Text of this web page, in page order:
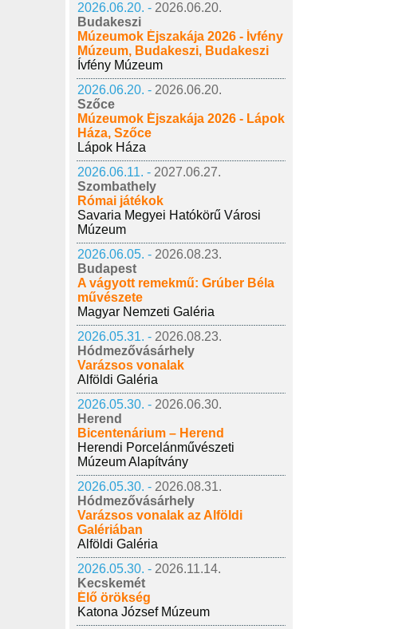
2026.06.20. - 2026.06.20.
Budakeszi
Múzeumok Éjszakája 2026 - Ívfény
Múzeum, Budakeszi, Budakeszi
Ívfény Múzeum
2026.06.20. - 2026.06.20.
Szőce
Múzeumok Éjszakája 2026 - Lápok
Háza, Szőce
Lápok Háza
2026.06.11. - 2027.06.27.
Szombathely
Római játékok
Savaria Megyei Hatókörű Városi
Múzeum
2026.06.05. - 2026.08.23.
Budapest
A vágyott remekmű: Grúber Béla
művészete
Magyar Nemzeti Galéria
2026.05.31. - 2026.08.23.
Hódmezővásárhely
Varázsos vonalak
Alföldi Galéria
2026.05.30. - 2026.06.30.
Herend
Bicentenárium – Herend
Herendi Porcelánművészeti
Múzeum Alapítvány
2026.05.30. - 2026.08.31.
Hódmezővásárhely
Varázsos vonalak az Alföldi
Galériában
Alföldi Galéria
2026.05.30. - 2026.11.14.
Kecskemét
Élő örökség
Katona József Múzeum